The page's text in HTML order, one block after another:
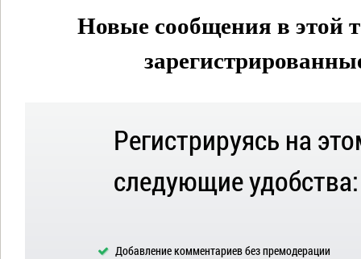
Новые сообщения в этой
Регистрируясь на
следующие удобства:
Добавление комментариев без премодерации